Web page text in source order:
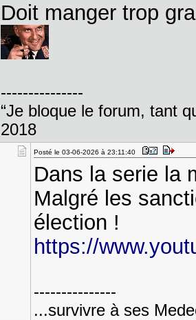
Doit manger trop
---------------
“Je bloque le forum, tant
2018
Posté le 03-06-2026 à 23:11:40
Dans la serie la
Malgré les
élection !
https://
---------------
...survivre à ses